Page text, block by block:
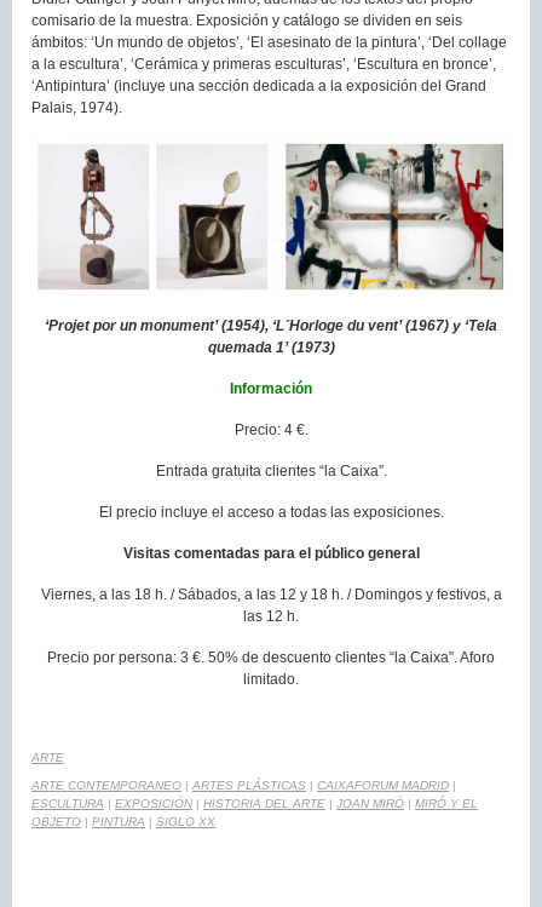
comisario de la muestra. Exposición y catálogo se dividen en seis
ámbitos: ‘Un mundo de objetos’, ‘El asesinato de la pintura’, ‘Del collage
a la escultura’, ‘Cerámica y primeras esculturas’, ‘Escultura en bronce’,
‘Antipintura’ (incluye una sección dedicada a la exposición del Grand
Palais, 1974).
‘Projet por un monument’ (1954), ‘L´Horloge du vent’ (1967) y ‘Tela
quemada 1’ (1973)
Información
Precio: 4 €.
Entrada gratuita clientes “la Caixa”.
El precio incluye el acceso a todas las exposiciones.
Visitas comentadas para el público general
Viernes, a las 18 h. / Sábados, a las 12 y 18 h. / Domingos y festivos, a
las 12 h.
Precio por persona: 3 €. 50% de descuento clientes “la Caixa”. Aforo
limitado.
ARTE
ARTE CONTEMPORANEO | ARTES PLÁSTICAS | CAIXAFORUM MADRID |
ESCULTURA | EXPOSICIÓN | HISTORIA DEL ARTE | JOAN MIRÓ | MIRÓ Y EL
OBJETO | PINTURA | SIGLO XX